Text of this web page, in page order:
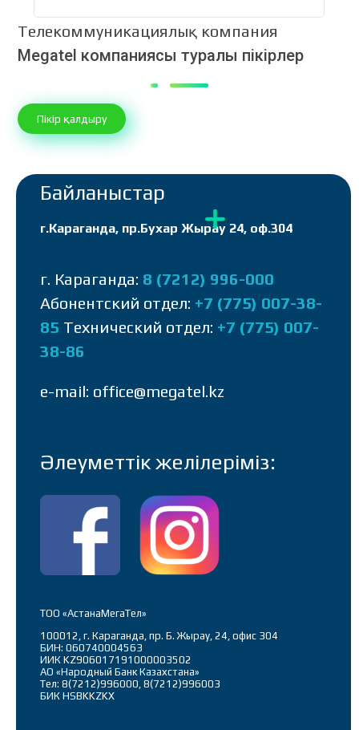
Телекоммуникациялық компания
Megatel компаниясы туралы пікірлер
Пікір қалдыру
Байланыстар
г.Караганда, пр.Бухар Жырау 24, оф.304
г. Караганда: 8 (7212) 996-000
Абонентский отдел: +7 (775) 007-38-
85 Технический отдел: +7 (775) 007-
38-86
e-mail: office@megatel.kz
Әлеуметтік желілеріміз:
ТОО «АстанаМегаТел»
100012, г. Караганда, пр. Б. Жырау, 24, офис 304
БИН: 060740004563
ИИК KZ906017191000003502
АО «Народный Банк Казахстана»
Тел: 8(7212)996000, 8(7212)996003
БИК HSBKKZKX